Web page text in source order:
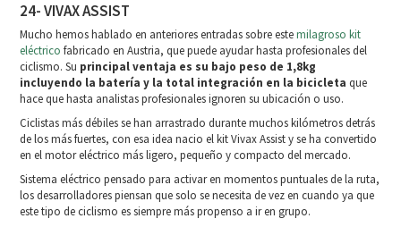
24- VIVAX ASSIST
Mucho hemos hablado en anteriores entradas sobre estemilagroso kit
eléctrico fabricado en Austria, que puede ayudar hasta profesionales del
ciclismo. Su principal ventaja es su bajo peso de 1,8kg
incluyendo la batería y la total integración en la bicicleta que
hace que hasta analistas profesionales ignoren su ubicación o uso.
Ciclistas más débiles se han arrastrado durante muchos kilómetros detrás
de los más fuertes, con esa idea nacio el kit Vivax Assist y se ha convertido
en el motor eléctrico más ligero, pequeño y compacto del mercado.
Sistema eléctrico pensado para activar en momentos puntuales de la ruta,
los desarrolladores piensan que solo se necesita de vez en cuando ya que
este tipo de ciclismo es siempre más propenso a ir en grupo.